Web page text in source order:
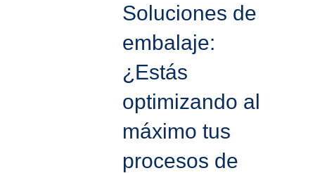
Soluciones de
embalaje:
¿Estás
optimizando al
máximo tus
procesos de